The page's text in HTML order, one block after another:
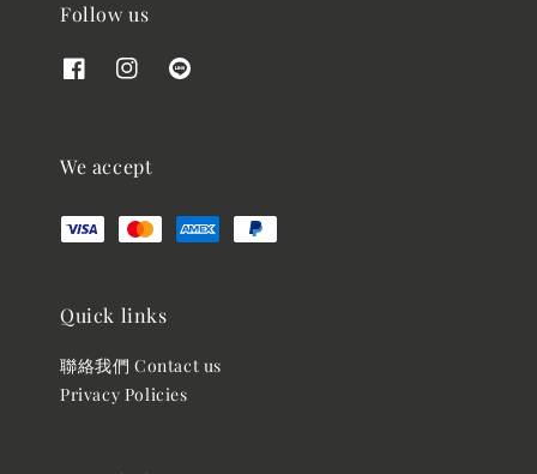
Follow us
We accept
Quick links
聯絡我們 Contact us
Privacy Policies